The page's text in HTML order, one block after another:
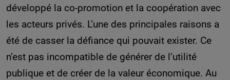
développé la co-promotion et la coopération avec
les acteurs privés. L’une des principales raisons a
été de casser la défiance qui pouvait exister. Ce
n’est pas incompatible de générer de l’utilité
publique et de créer de la valeur économique. Au